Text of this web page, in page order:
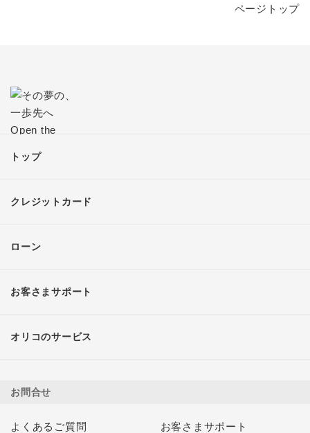
ページトップ
トップ
クレジットカード
ローン
お客さまサポート
オリコのサービス
お問合せ
よくあるご質問 お客さまサポート